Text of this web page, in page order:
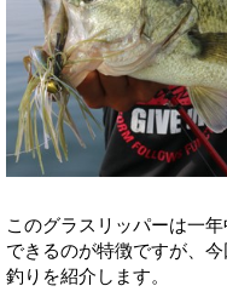
このグラスリッパーは一
できるのが特徴ですが、
釣りを紹介します。